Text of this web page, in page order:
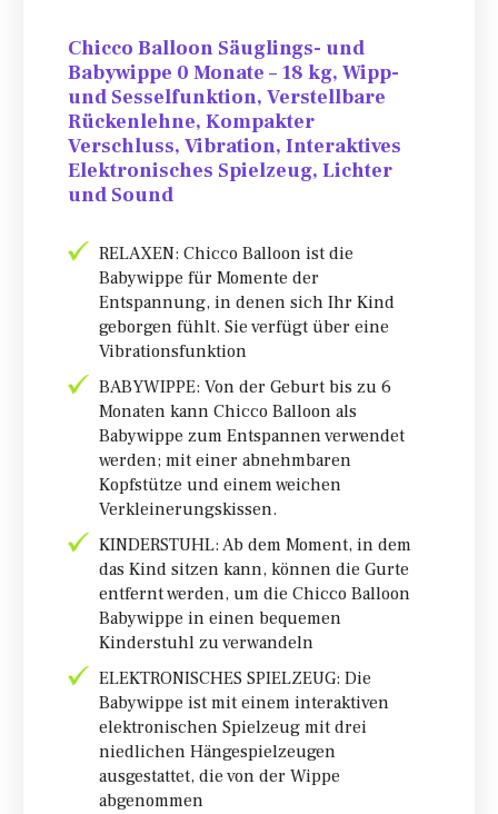
Chicco Balloon Säuglings- und
Babywippe 0 Monate – 18 kg, Wipp-
und Sesselfunktion, Verstellbare
Rückenlehne, Kompakter
Verschluss, Vibration, Interaktives
Elektronisches Spielzeug, Lichter
und Sound
RELAXEN: Chicco Balloon ist die
Babywippe für Momente der
Entspannung, in denen sich Ihr Kind
geborgen fühlt. Sie verfügt über eine
Vibrationsfunktion
BABYWIPPE: Von der Geburt bis zu 6
Monaten kann Chicco Balloon als
Babywippe zum Entspannen verwendet
werden; mit einer abnehmbaren
Kopfstütze und einem weichen
Verkleinerungskissen.
KINDERSTUHL: Ab dem Moment, in dem
das Kind sitzen kann, können die Gurte
entfernt werden, um die Chicco Balloon
Babywippe in einen bequemen
Kinderstuhl zu verwandeln
ELEKTRONISCHES SPIELZEUG: Die
Babywippe ist mit einem interaktiven
elektronischen Spielzeug mit drei
niedlichen Hängespielzeugen
ausgestattet, die von der Wippe
abgenommen